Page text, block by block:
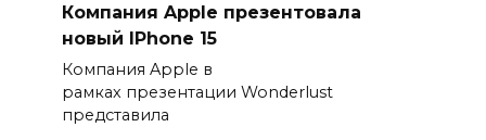
Компания Apple презентовала
новый IPhone 15
Компания Apple в
рамках презентации Wonderlust
представила